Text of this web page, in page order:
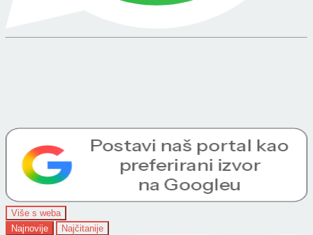
Više s weba
Najnovije
Najčitanije